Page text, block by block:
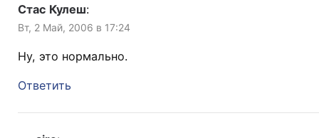
Стас Кулеш:
Вт, 2 Май, 2006 в 17:24
Ну, это нормально.
Ответить